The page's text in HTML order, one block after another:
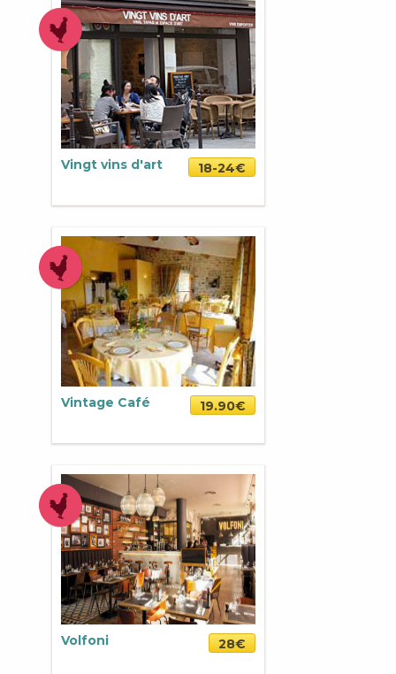
Vingt vins d'art 18-24€
Vintage Café 19.90€
Volfoni 28€